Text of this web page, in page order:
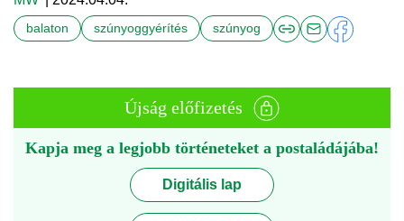
balaton szúnyoggyérítés szúnyog
Újság előfizetés
Kapja meg a legjobb történeteket a postaládájába!
Digitális lap